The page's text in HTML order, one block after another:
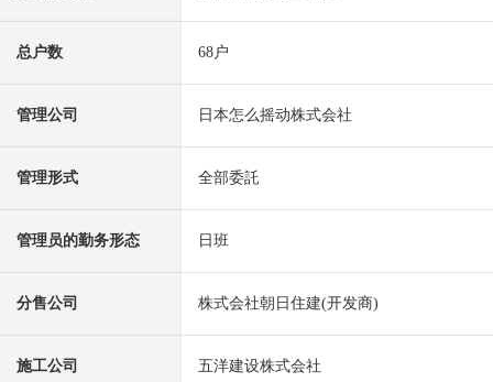
总户数 68户
管理公司 日本怎么摇动株式会社
管理形式 全部委託
管理员的勤务形态 日班
分售公司 株式会社朝日住建(开发商)
施工公司 五洋建设株式会社